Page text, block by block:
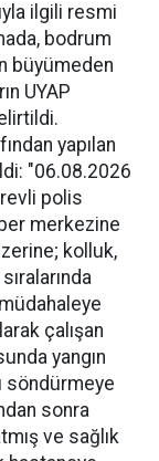
ilgili resmi
bodrum
büyümeden
UYAP
yapılan
"06.08.2026
polis
merkezine
kolluk,
çalışan
yangın
söndürmeye
sonra
ve sağlık